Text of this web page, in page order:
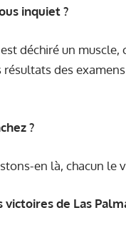
inquiet ?
déchiré un muscle,
des
?
en là, chacun le
de Las